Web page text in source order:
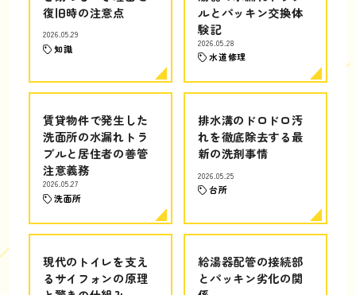
復旧時の注意点
2026.05.29
知識
ルとパッキン交換体
験記
2026.05.28
水道修理
賃貸物件で発生した
洗面所の水漏れトラ
ブルと居住者の善管
注意義務
2026.05.27
洗面所
排水溝のドロドロ汚
れを徹底除去する最
新の洗剤事情
2026.05.25
台所
現代のトイレを支え
るサイフォンの原理
給湯器配管の接続部
とパッキン劣化の関